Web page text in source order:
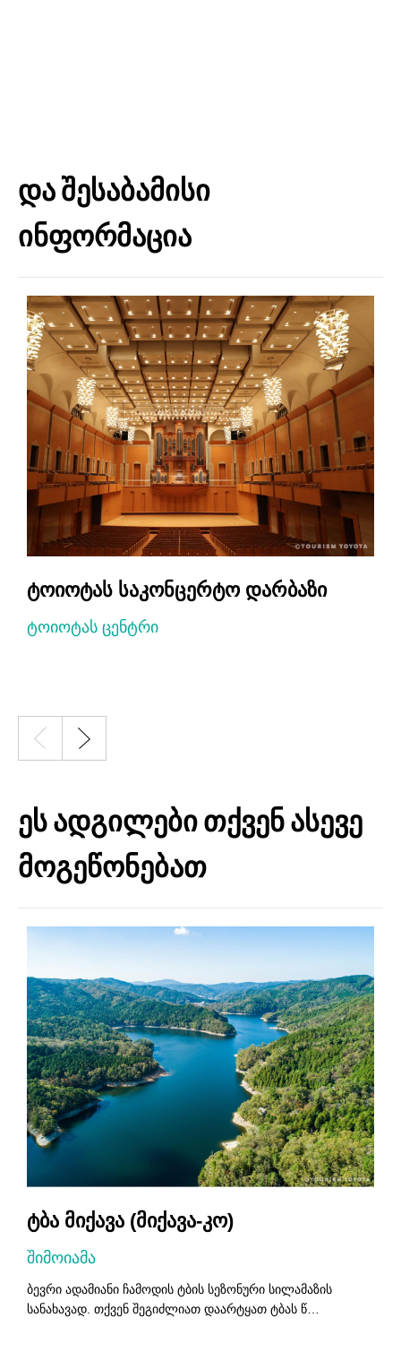
და შესაბამისი
ინფორმაცია
ტოიოტას საკონცერტო დარბაზი
ტოიოტას ცენტრი
ეს ადგილები თქვენ ასევე
მოგეწონებათ
ტბა მიქავა (მიქავა-კო)
შიმოიამა
ბევრი ადამიანი ჩამოდის ტბის სეზონური სილამაზის
სანახავად. თქვენ შეგიძლიათ დაარტყათ ტბას წ…